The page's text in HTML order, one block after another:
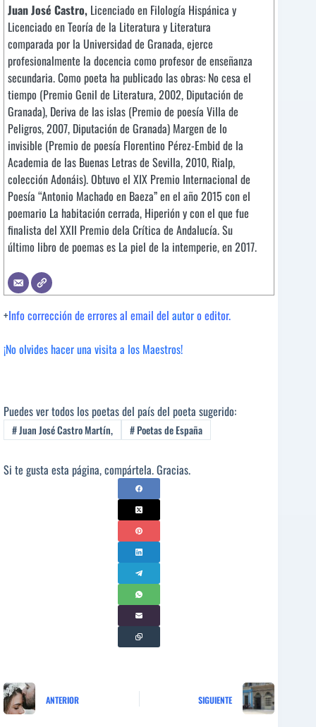
Juan José Castro, Licenciado en Filología Hispánica y
Licenciado en Teoría de la Literatura y Literatura
comparada por la Universidad de Granada, ejerce
profesionalmente la docencia como profesor de enseñanza
secundaria. Como poeta ha publicado las obras: No cesa el
tiempo (Premio Genil de Literatura, 2002, Diputación de
Granada), Deriva de las islas (Premio de poesía Villa de
Peligros, 2007, Diputación de Granada) Margen de lo
invisible (Premio de poesía Florentino Pérez-Embid de la
Academia de las Buenas Letras de Sevilla, 2010, Rialp,
colección Adonáis). Obtuvo el XIX Premio Internacional de
Poesía “Antonio Machado en Baeza” en el año 2015 con el
poemario La habitación cerrada, Hiperión y con el que fue
finalista del XXII Premio dela Crítica de Andalucía. Su
último libro de poemas es La piel de la intemperie, en 2017.
+Info corrección de errores al email del autoro editor.
¡No olvides hacer una visita a los Maestros!
Puedes ver todos los poetas del país del poeta sugerido:
#Juan José Castro Martín, #Poetas de España
Si te gusta esta página, compártela. Gracias.
ANTERIOR SIGUIENTE